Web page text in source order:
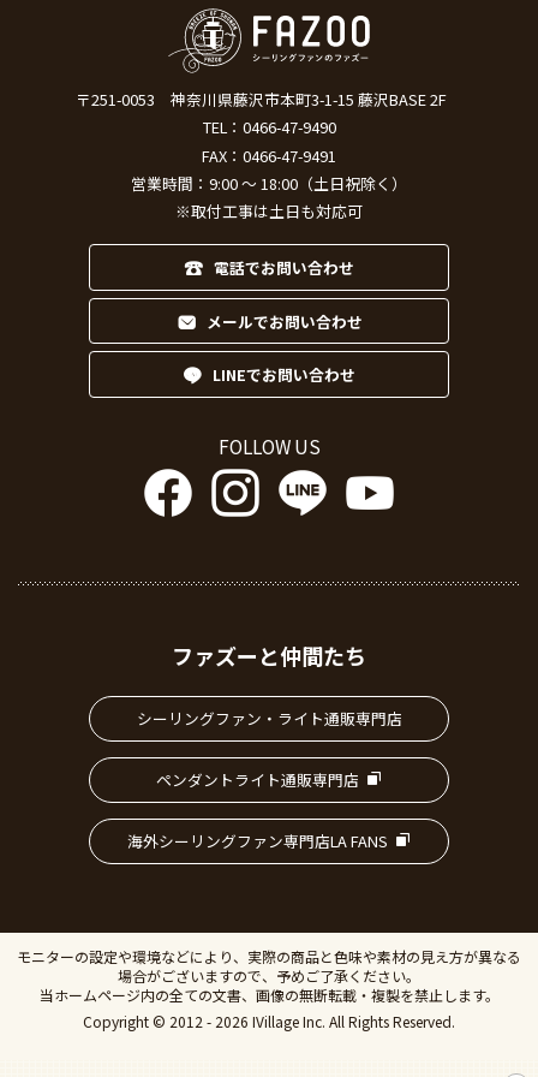
〒251-0053
神奈川県藤沢市本町3-1-15 藤沢BASE 2F
TEL： 0466-47-9490
FAX：0466-47-9491
営業時間：9:00 ～ 18:00（土日祝除く）
※取付工事は土日も対応可
電話でお問い合わせ
メールでお問い合わせ
LINEでお問い合わせ
FOLLOW US
ファズーと仲間たち
シーリングファン・ライト通販専門店
ペンダントライト通販専門店
海外シーリングファン専門店LA FANS
モニターの設定や環境などにより、実際の商品と色味や素材の見え方が異なる
場合がございますので、予めご了承ください。
当ホームページ内の全ての文書、画像の無断転載・複製を禁止します。
Copyright © 2012 - 2026 IVillage Inc. All Rights Reserved.